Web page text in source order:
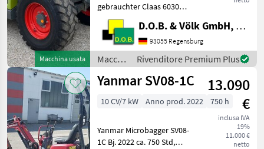
Macchina usata
gebrauchter Claas 6030
Varipower Teleskoplader -
Kramer
Schnellwechselplatte
hydraulisch - Handgas mit
Langsamfahreinrichtung -
Motorvorwärmung ü
D.O.B. & Völk GmbH, Filiale Regensburg
93055 Regensburg
Macchine
edili /
Claas
Rivenditore Premium Plus
Yanmar SV08-1C
13.090
€
inclusa IVA
19%
11.000 €
netto
10 CV/7 kW Anno prod. 2022 750 h
Yanmar Microbagger SV08-
1C Bj. 2022 ca. 750 Std,